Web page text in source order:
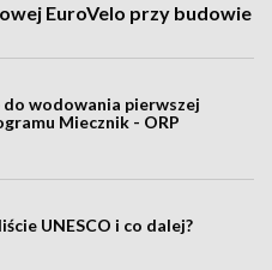
EuroVelo przy budowie
wodowania pierwszej
Miecznik - ORP
UNESCO i co dalej?